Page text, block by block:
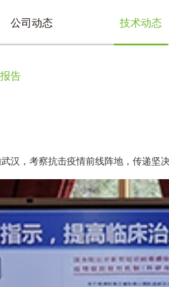
公司动态 技术动态
告
，考察抗击疫情前线阵地，传递坚